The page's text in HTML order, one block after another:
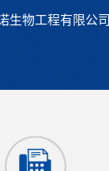
生物工程有限公司